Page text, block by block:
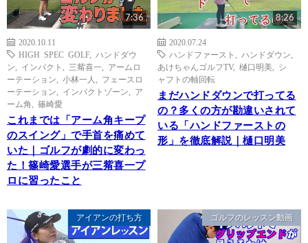
7:36
2020.10.11
HIGH SPEC GOLF, ハンドダウ
ン
インパクト 三觜喜一
アームロ
ーテーション
小林一人
フェースロ
ーテーション
インパクトゾーン
ア
ーム角
篠崎愛
これまでは「アーム角キープ
のスイング」で手首を痛めて
いた｜ゴルフが劇的に変わっ
た！篠崎愛選手が三觜喜一プ
ロに習ったこと
8:26
2020.07.24
ハンドファースト
ハンドダウン
あけちゃんゴルフTV, 樋口明美
シ
ャフトの軸回転
まだハンドダウンで打ってる
の？多くの方が勘違いされて
いる「ハンドファーストの
形」を徹底解説｜樋口明美
アイアンの打ち方 ゴルフのレッスン動画